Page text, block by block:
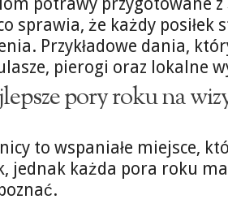
sprawia, że każdy
Przykładowe dania,
pierogi oraz lokalne
pory roku na
to wspaniałe miejsce,
jednak każda pora roku